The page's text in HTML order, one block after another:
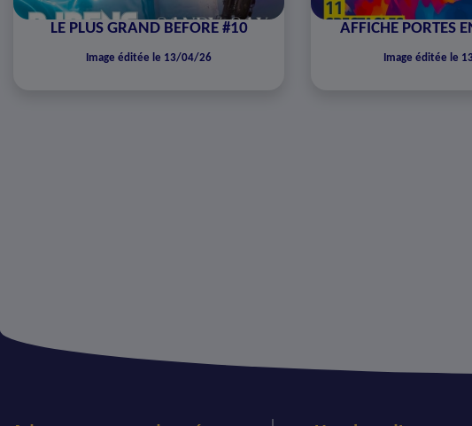
LE PLUS GRAND BEFORE #10
Image éditée le 13/04/26
AFFICHE PORTES
Image éditée le